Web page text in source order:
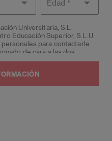
Universitaria, S.L.
Educación Superior, S.L.U.
para contactarle
de cara a las dos
siendo eliminados una vez